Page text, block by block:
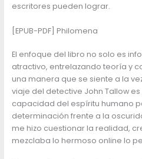
escritores pueden lograr.
[EPUB-PDF] Philomena
El enfoque del libro no solo es
atractivo, entrelazando teoría y
una manera que se siente a la
viaje del detective John Tallow
capacidad del espíritu humano
determinación frente a la
me hizo cuestionar la realidad,
mezclaba lo hermoso online lo